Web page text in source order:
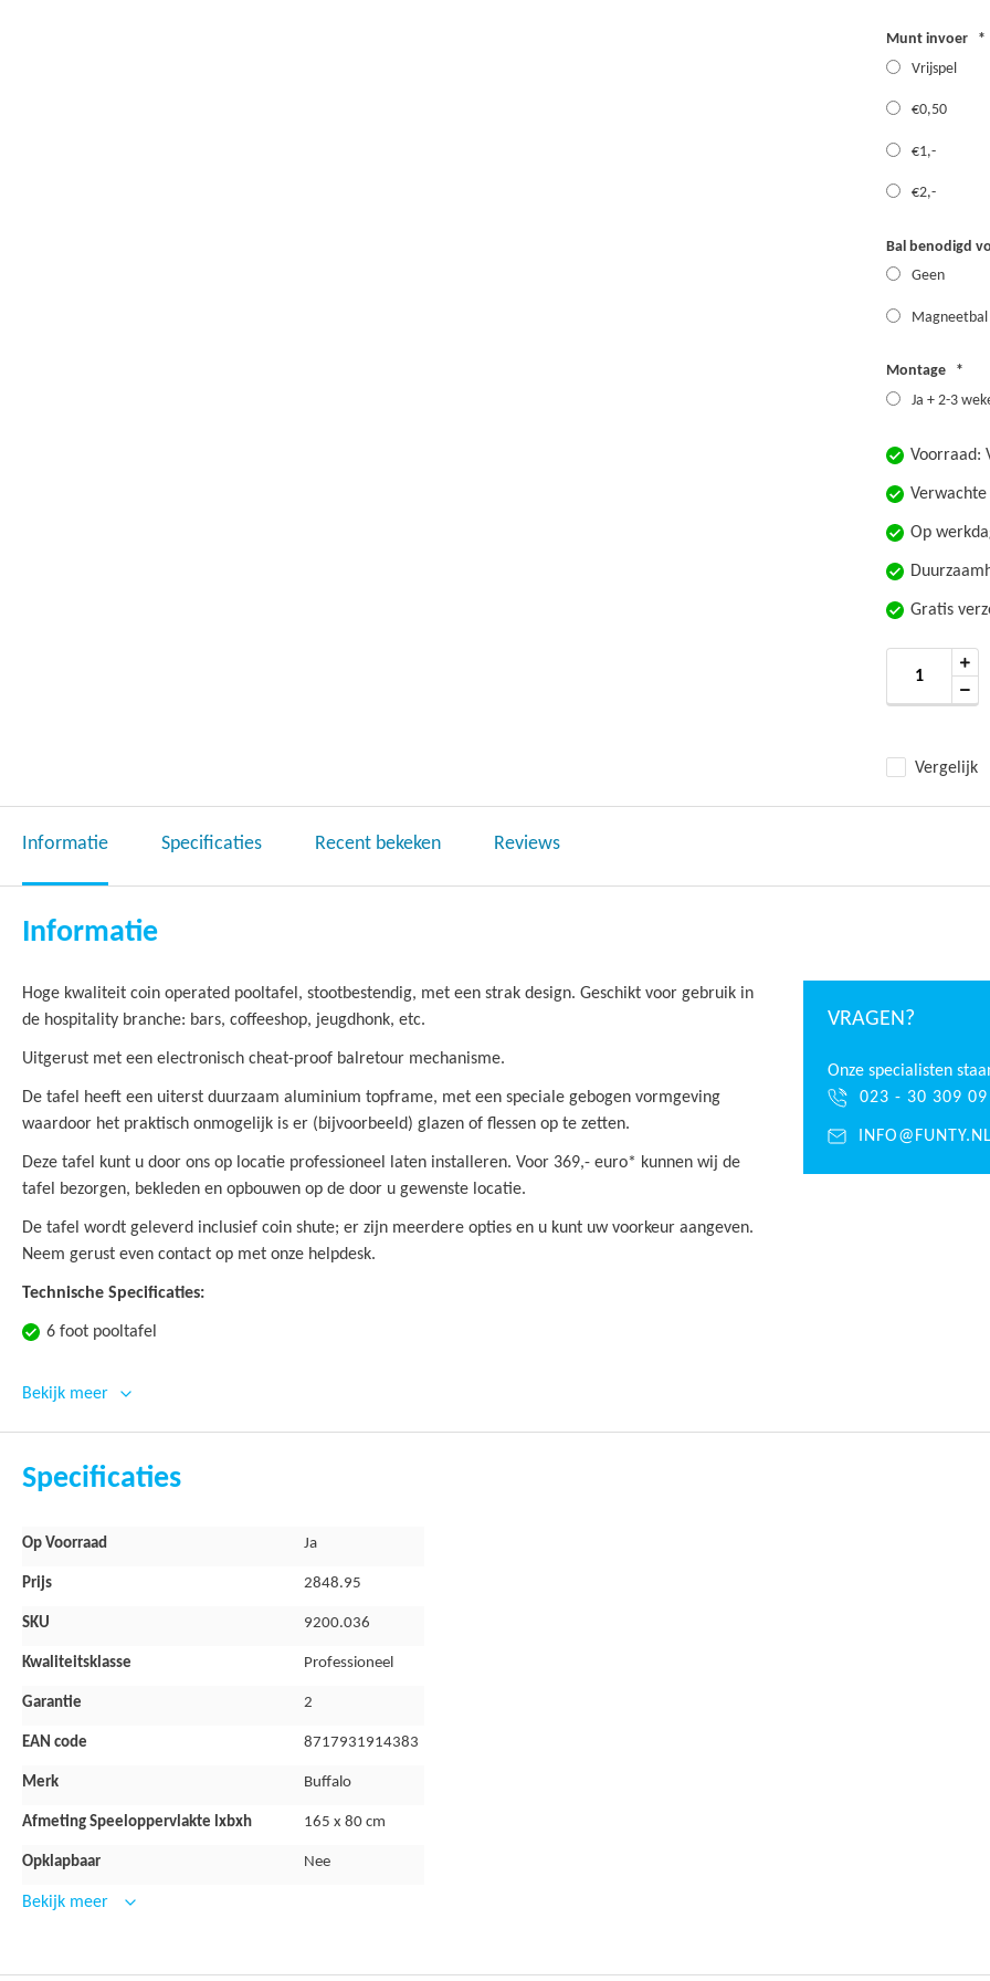
Munt invoer
Vrijspel
€0,50
€1,-
€2,-
Bal benodigd
Geen
Montage
Ja + 2-3
Voorraad:
Op
Gratis
Vergelijk
Informatie Specificaties Recent bekeken Reviews
Informatie
Hoge kwaliteit coin operated pooltafel, stootbestendig, met een strak design. Geschikt voor gebruik in
de hospitality branche: bars, coffeeshop, jeugdhonk, etc.
Uitgerust met een electronisch cheat-proof balretour mechanisme.
De tafel heeft een uiterst duurzaam aluminium topframe, met een speciale gebogen vormgeving
waardoor het praktisch onmogelijk is er (bijvoorbeeld) glazen of flessen op te zetten.
Deze tafel kunt u door ons op locatie professioneel laten installeren. Voor 369,- euro* kunnen wij de
tafel bezorgen, bekleden en opbouwen op de door u gewenste locatie.
De tafel wordt geleverd inclusief coin shute; er zijn meerdere opties en u kunt uw voorkeur aangeven.
Neem gerust even contact op met onze helpdesk.
Technische Specificaties:
6 foot pooltafel
Geschikt voor hospitality branche
Bekijk meer
VRAGEN?
Onze specialisten
023 - 30 309 09
Specificaties
Meer
Op Voorraad Ja
Prijs 2848.95
SKU 9200.036
Kwaliteitsklasse Professioneel
Garantie 2
EAN code 8717931914383
Merk Buffalo
Afmeting Speeloppervlakte lxbxh 165 x 80 cm
Opklapbaar Nee
Bekijk meer